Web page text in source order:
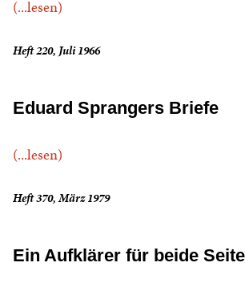
(...lesen)
Heft 220, Juli 1966
Eduard Sprangers Briefe
(...lesen)
Heft 370, März 1979
Ein Aufklärer für beide